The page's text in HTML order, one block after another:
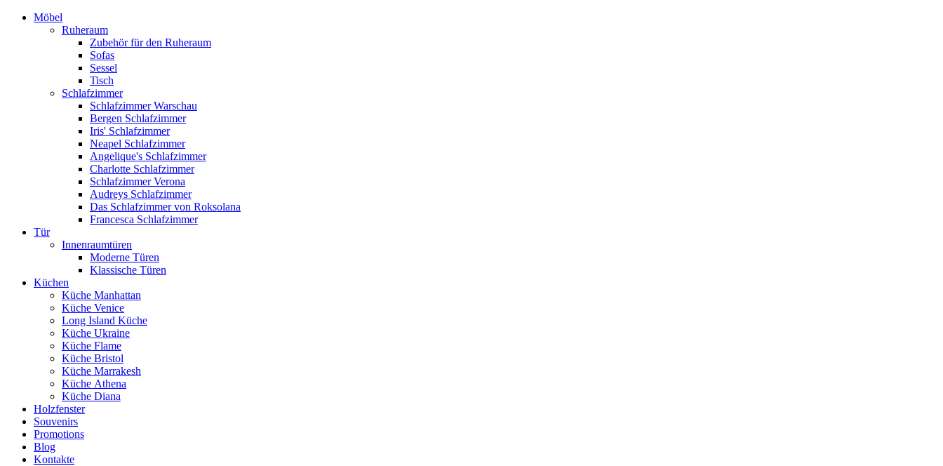
Möbel
Ruheraum
Zubehör für den Ruheraum
Sofas
Sessel
Tisch
Schlafzimmer
Schlafzimmer Warschau
Bergen Schlafzimmer
Iris' Schlafzimmer
Neapel Schlafzimmer
Angelique's Schlafzimmer
Charlotte Schlafzimmer
Schlafzimmer Verona
Audreys Schlafzimmer
Das Schlafzimmer von Roksolana
Francesca Schlafzimmer
Tür
Innenraumtüren
Moderne Türen
Klassische Türen
Küchen
Küche Manhattan
Küche Venice
Long Island Küche
Küche Ukraine
Küche Flame
Küche Bristol
Küche Marrakesh
Küche Athena
Küche Diana
Holzfenster
Souvenirs
Promotions
Blog
Kontakte